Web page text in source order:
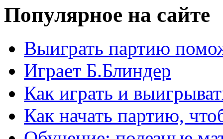
Популярное на сайте
Выиграть партию
Играет Б.Блиндер
Как играть и
Как начать партию,